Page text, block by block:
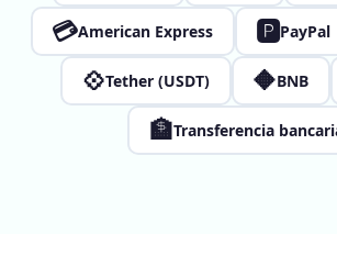
💳American Express 🅿PayPal
💠Tether (USDT) 🔶BNB
🏦Transferencia